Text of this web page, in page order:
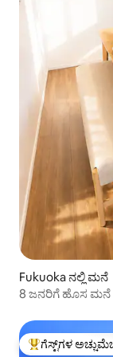
Fukuoka ನಲ್ಲಿ ಮನೆ
8 ಜನರಿಗೆ ಹೊಸ
ಗೆಸ್ಟ್‌ಗಳಿಗೆ ಅತಿ ಹೆಚ್ಚು
ಗೆಸ್ಟ್‌ಗಳ